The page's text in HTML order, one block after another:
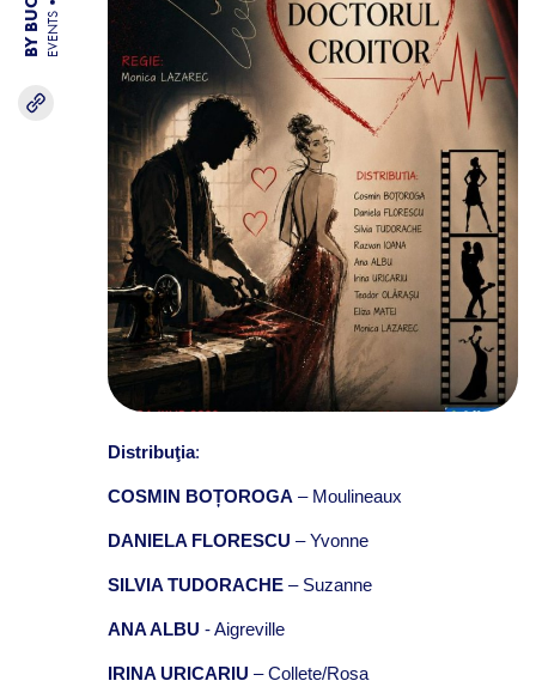
EVENTS
Distribuţia:
COSMIN BOȚOROGA – Moulineaux
DANIELA FLORESCU – Yvonne
SILVIA TUDORACHE– Suzanne
ANA ALBU - Aigreville
IRINA URICARIU – Collete/Rosa